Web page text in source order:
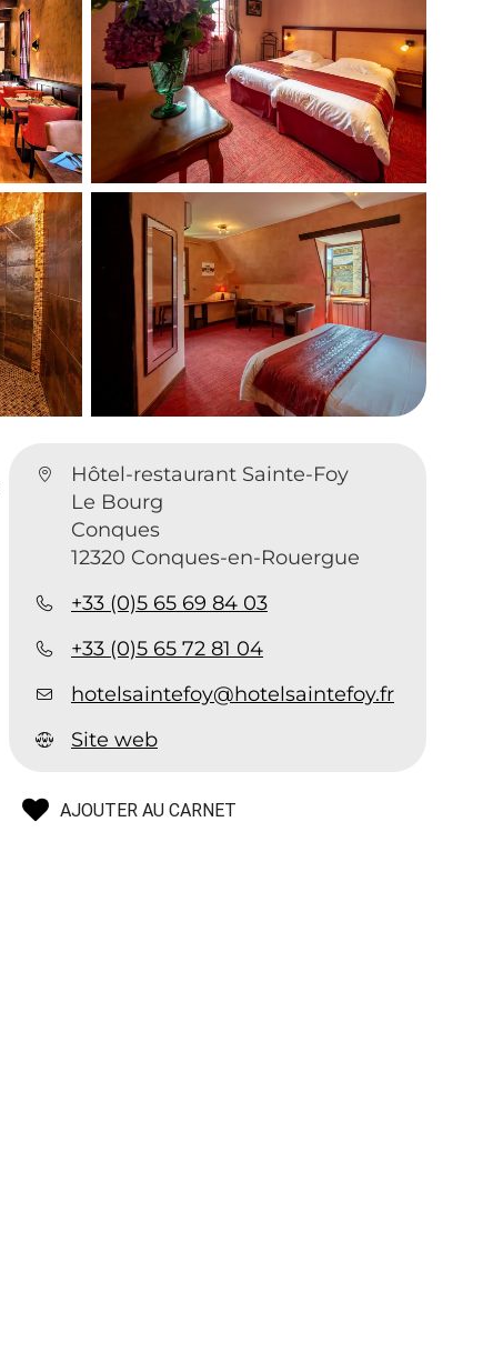
Hôtel-restaurant Sainte-Foy
Le Bourg
Conques
12320 Conques-en-Rouergue
+33 (0)5 65 69 84 03
+33 (0)5 65 72 81 04
hotelsaintefoy@hotelsaintefoy.fr
Site web
AJOUTER AU CARNET